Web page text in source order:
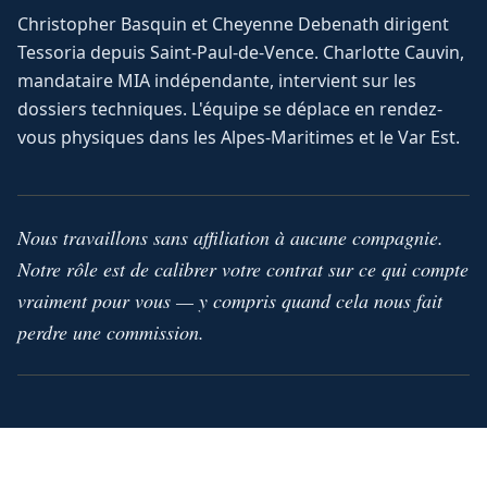
Christopher Basquin et Cheyenne Debenath dirigent
Tessoria depuis Saint-Paul-de-Vence. Charlotte Cauvin,
mandataire MIA indépendante, intervient sur les
dossiers techniques. L'équipe se déplace en rendez-
vous physiques dans les Alpes-Maritimes et le Var Est.
Nous travaillons sans affiliation à aucune compagnie.
Notre rôle est de calibrer votre contrat sur ce qui compte
vraiment pour vous — y compris quand cela nous fait
perdre une commission.